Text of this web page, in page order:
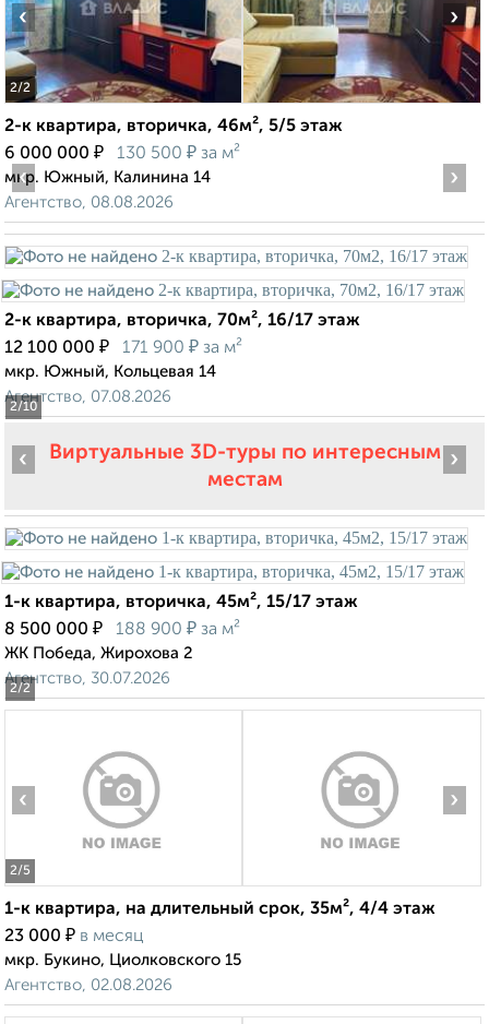
2/2
‹ ›
2-к квартира, вторичка, 46м², 5/5 этаж
6 000 000 ₽ 130 500 ₽ за м²
мкр. Южный, Калинина 14
Агентство, 08.08.2026
2/10
‹ ›
2-к квартира, вторичка, 70м², 16/17 этаж
12 100 000 ₽ 171 900 ₽ за м²
мкр. Южный, Кольцевая 14
Агентство, 07.08.2026
Виртуальные 3D-туры по интересным
местам
2/2
‹ ›
1-к квартира, вторичка, 45м², 15/17 этаж
8 500 000 ₽ 188 900 ₽ за м²
ЖК Победа, Жирохова 2
Агентство, 30.07.2026
2/5
‹ ›
1-к квартира, на длительный срок, 35м², 4/4 этаж
23 000 ₽ в месяц
мкр. Букино, Циолковского 15
Агентство, 02.08.2026